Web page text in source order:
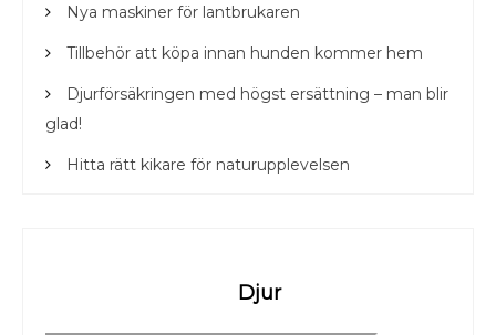
Nya maskiner för lantbrukaren
Tillbehör att köpa innan hunden kommer hem
Djurförsäkringen med högst ersättning – man blir
glad!
Hitta rätt kikare för naturupplevelsen
Djur